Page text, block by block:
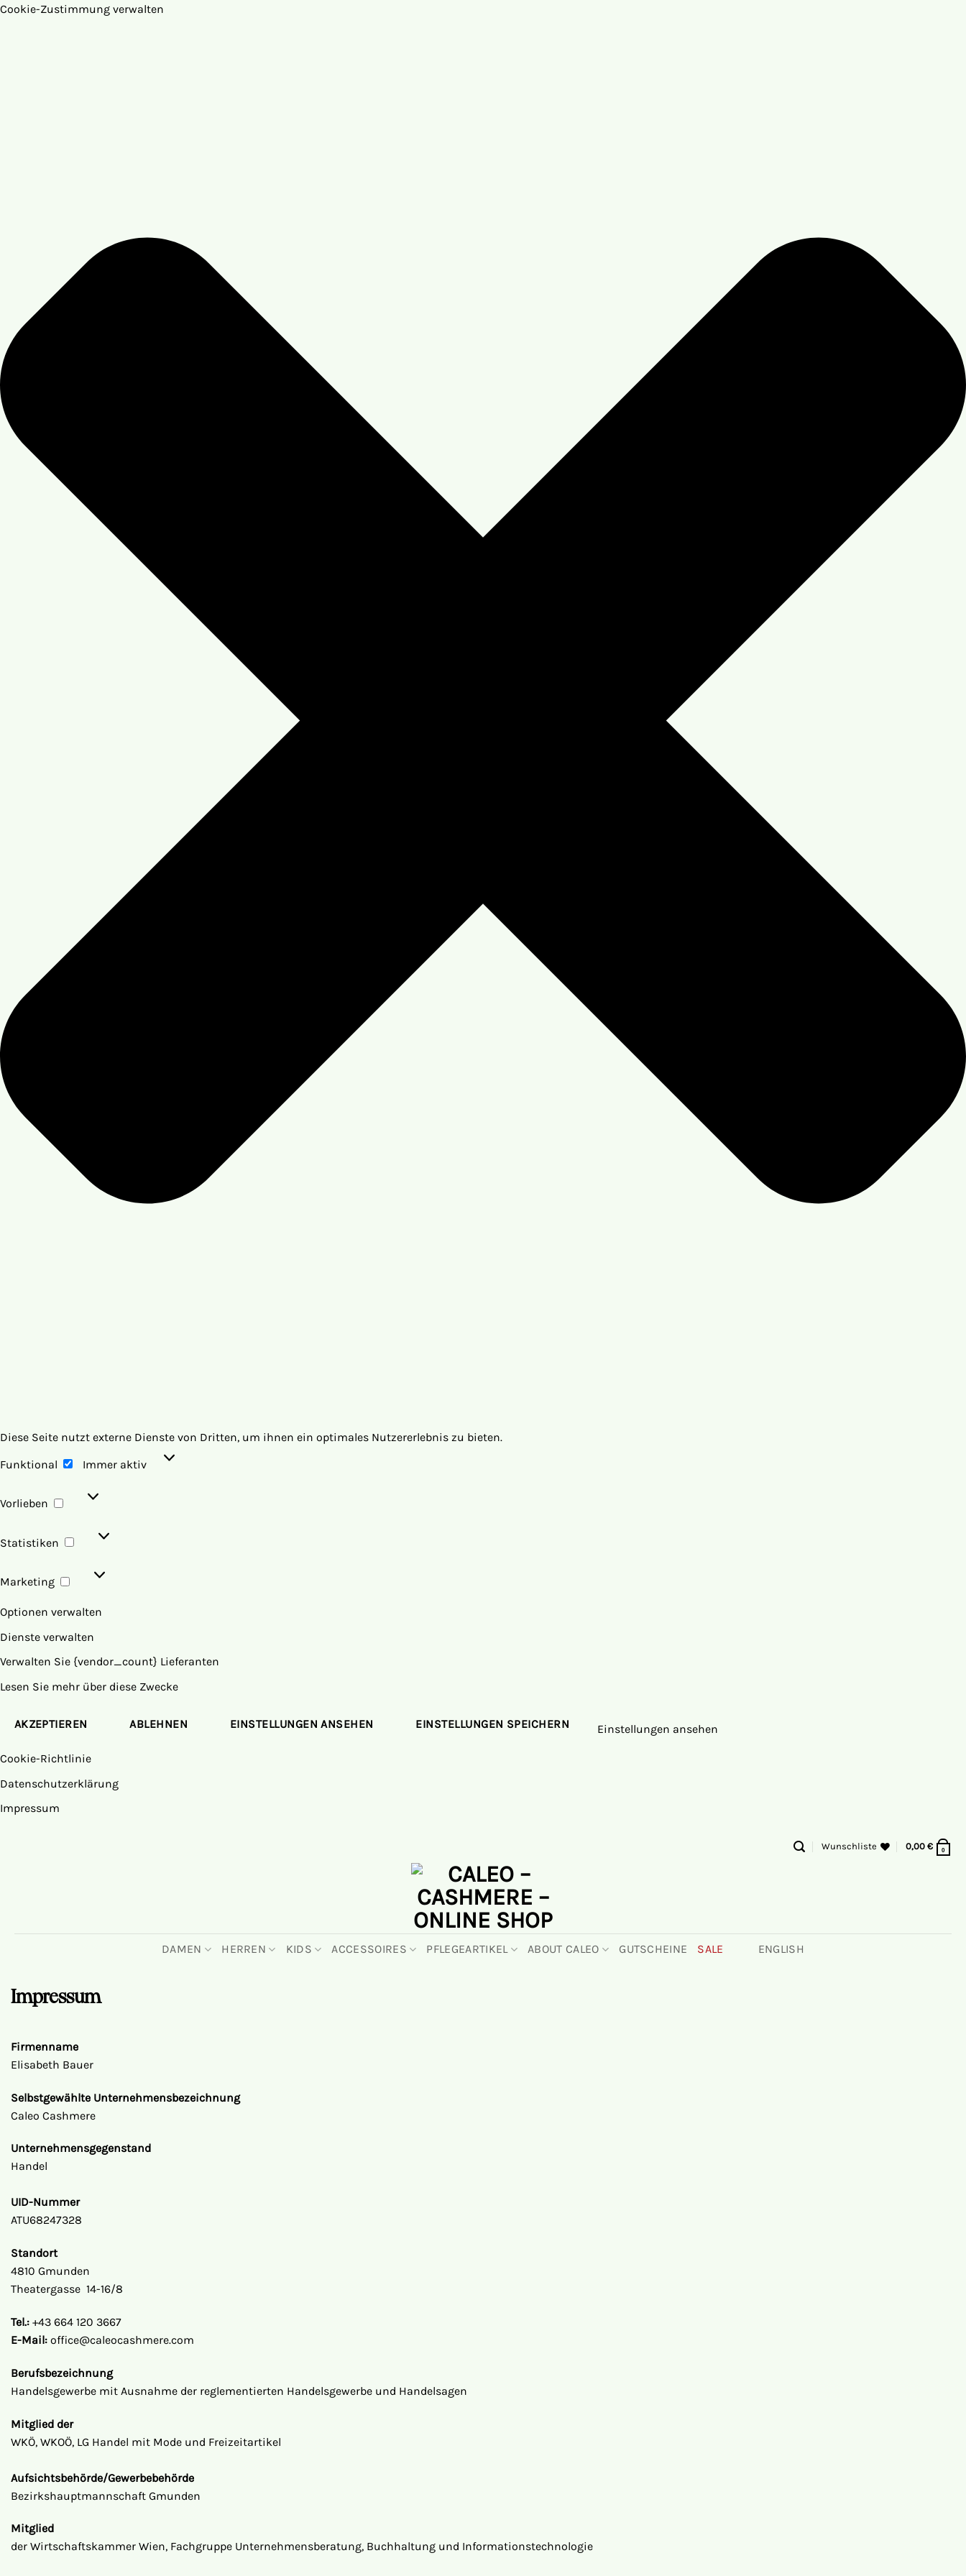
Cookie-Zustimmung verwalten
Diese Seite nutzt externe Dienste von Dritten, um ihnen ein optimales Nutzererlebnis zu bieten.
Funktional Immer aktiv
Vorlieben
Vorlieben
Statistiken
Statistiken
Marketing
Marketing
Optionen verwalten
Dienste verwalten
Verwalten Sie {vendor_count} Lieferanten
Lesen Sie mehr über diese Zwecke
AKZEPTIEREN ABLEHNEN EINSTELLUNGEN ANSEHEN EINSTELLUNGEN SPEICHERN Einstellungen ansehen
Cookie-Richtlinie
Datenschutzerklärung
Impressum
Wunschliste 0,00 € 0
DAMEN HERREN KIDS ACCESSOIRES PFLEGEARTIKEL ABOUT CALEO GUTSCHEINE SALE ENGLISH
Impressum
Firmenname
Elisabeth Bauer
Selbstgewählte Unternehmensbezeichnung
Caleo Cashmere
Unternehmensgegenstand
Handel
UID-Nummer
ATU68247328
Standort
4810 Gmunden
Theatergasse 14-16/8
Tel.: +43 664 120 3667
E-Mail: office@caleocashmere.com
Berufsbezeichnung
Handelsgewerbe mit Ausnahme der reglementierten Handelsgewerbe und Handelsagen
Mitglied der
WKÖ, WKOÖ, LG Handel mit Mode und Freizeitartikel
Aufsichtsbehörde/Gewerbebehörde
Bezirkshauptmannschaft Gmunden
Mitglied
der Wirtschaftskammer Wien, Fachgruppe Unternehmensberatung, Buchhaltung und Informationstechnologie